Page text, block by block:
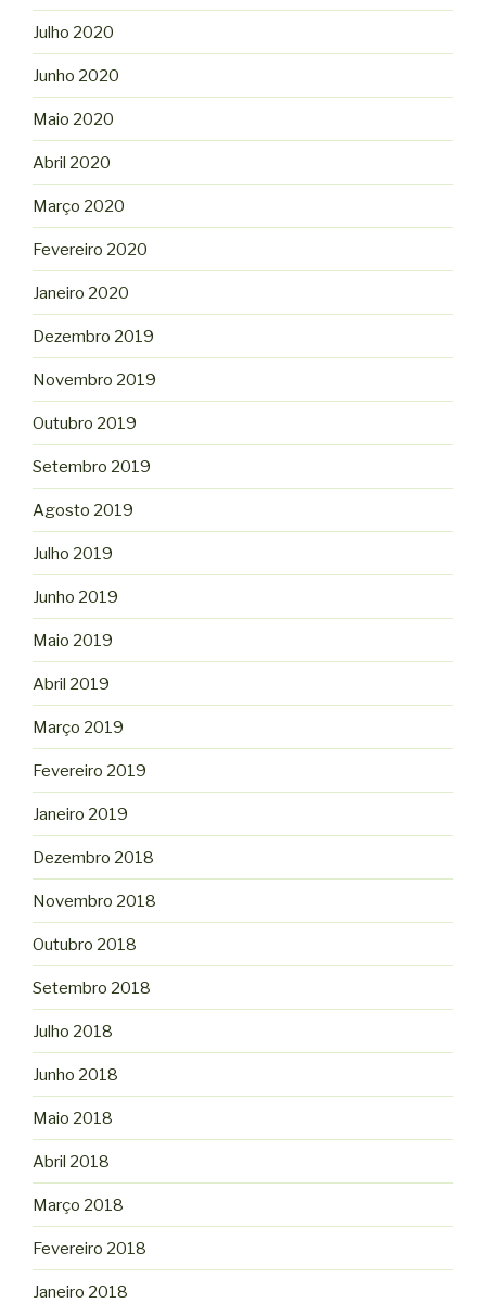
Julho 2020
Junho 2020
Maio 2020
Abril 2020
Março 2020
Fevereiro 2020
Janeiro 2020
Dezembro 2019
Novembro 2019
Outubro 2019
Setembro 2019
Agosto 2019
Julho 2019
Junho 2019
Maio 2019
Abril 2019
Março 2019
Fevereiro 2019
Janeiro 2019
Dezembro 2018
Novembro 2018
Outubro 2018
Setembro 2018
Julho 2018
Junho 2018
Maio 2018
Abril 2018
Março 2018
Fevereiro 2018
Janeiro 2018